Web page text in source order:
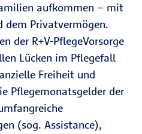
aufkommen – mit
dem Privatvermögen.
der R+V-PflegeVorsorge
Lücken im Pflegefall
Freiheit und
Pflegemonatsgelder der
(sog. Assistance),